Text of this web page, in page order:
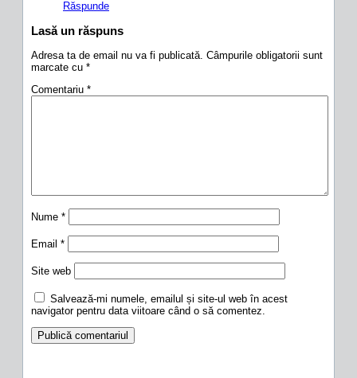
Răspunde
Lasă un răspuns
Adresa ta de email nu va fi publicată. Câmpurile obligatorii sunt
marcate cu *
Comentariu *
Nume *
Email *
Site web
Salvează-mi numele, emailul și site-ul web în acest
navigator pentru data viitoare când o să comentez.